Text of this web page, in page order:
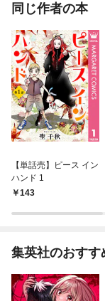
同じ作者の本
【単話売】ピース イン
ハンド 1
143
集英社のおすす